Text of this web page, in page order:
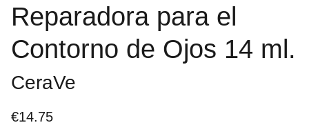
Reparadora para el
Contorno de Ojos 14 ml.
CeraVe
€14.75